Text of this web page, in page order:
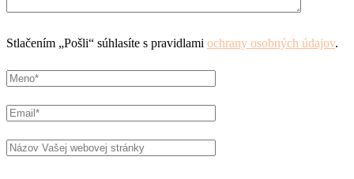
Stlačením „Pošli“ súhlasíte s pravidlami ochrany osobných údajov.